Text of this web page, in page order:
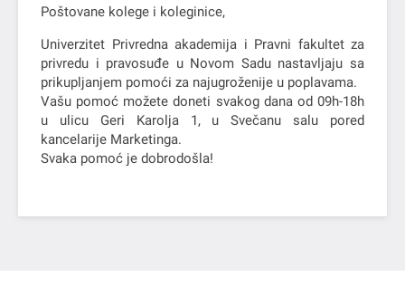
Poštovane kolege i koleginice,
Univerzitet Privredna akademija i Pravni fakultet za
privredu i pravosuđe u Novom Sadu nastavljaju sa
prikupljanjem pomoći za najugroženije u poplavama.
Vašu pomoć možete doneti svakog dana od 09h-18h
u ulicu Geri Karolja 1, u Svečanu salu pored
kancelarije Marketinga.
Svaka pomoć je dobrodošla!